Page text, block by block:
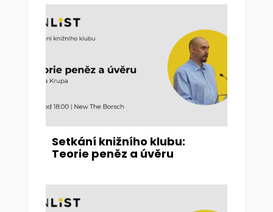
Setkání knižního klubu:
Teorie peněz a úvěru